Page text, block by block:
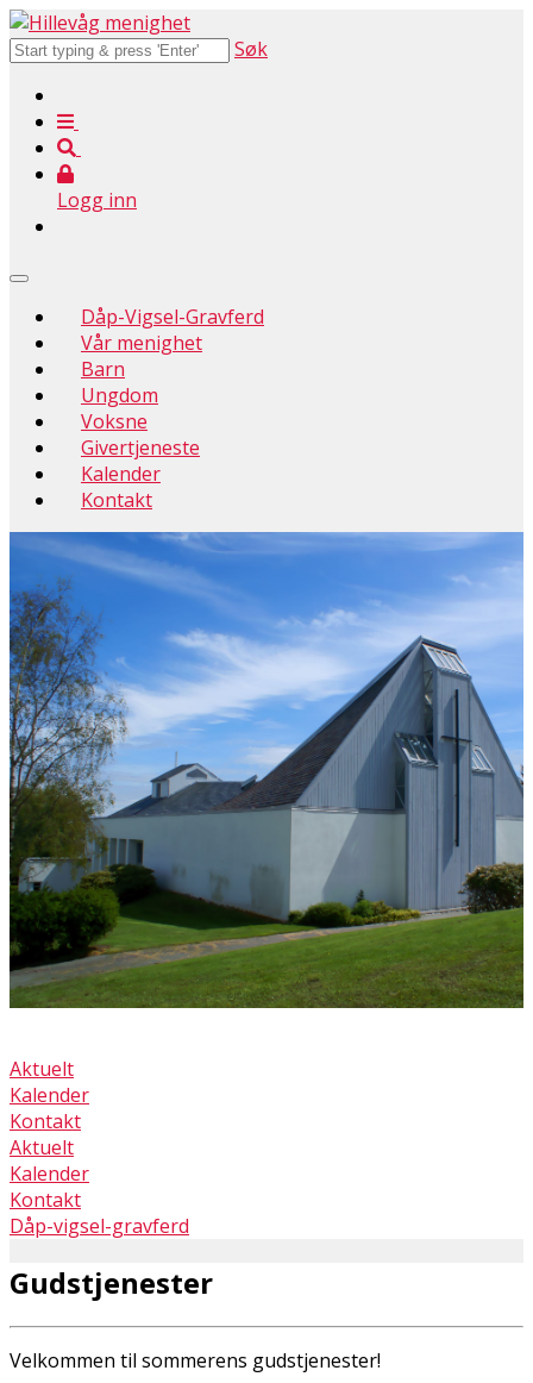
Søk
Logg inn
Dåp-Vigsel-Gravferd
Vår menighet
Barn
Ungdom
Voksne
Givertjeneste
Kalender
Kontakt
Aktuelt
Kalender
Kontakt
Aktuelt
Kalender
Kontakt
Dåp-vigsel-gravferd
Gudstjenester
Velkommen til sommerens gudstjenester!